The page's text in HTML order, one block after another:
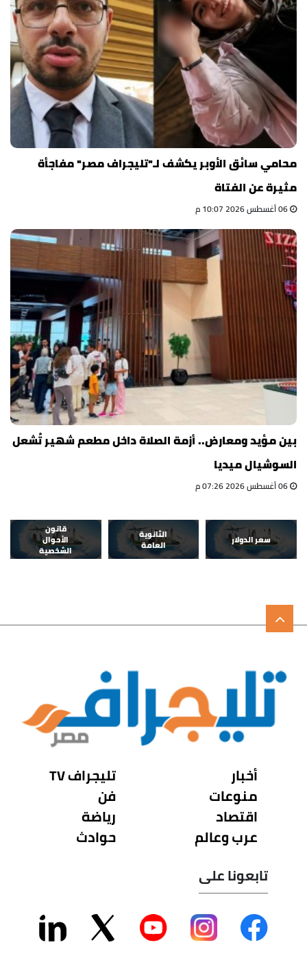
محامي سائق الأوبر يكشف لـ"تليجراف مصر" مفاجأة
مثيرة عن الفتاة
بين مؤيد ومعارض.. أزمة الصلاة داخل مطعم شهير تُشعل
السوشيال ميديا
سعر الدولار
الثانوية
العامة
قانون
الأحوال
الشخصية
أخبار
منوعات
اقتصاد
عرب وعالم
تليجراف TV
فن
رياضة
حوادث
تابعونا على